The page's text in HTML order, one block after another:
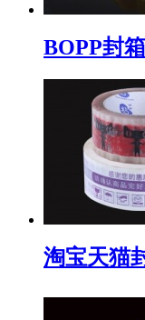
BOPP封
淘宝天猫